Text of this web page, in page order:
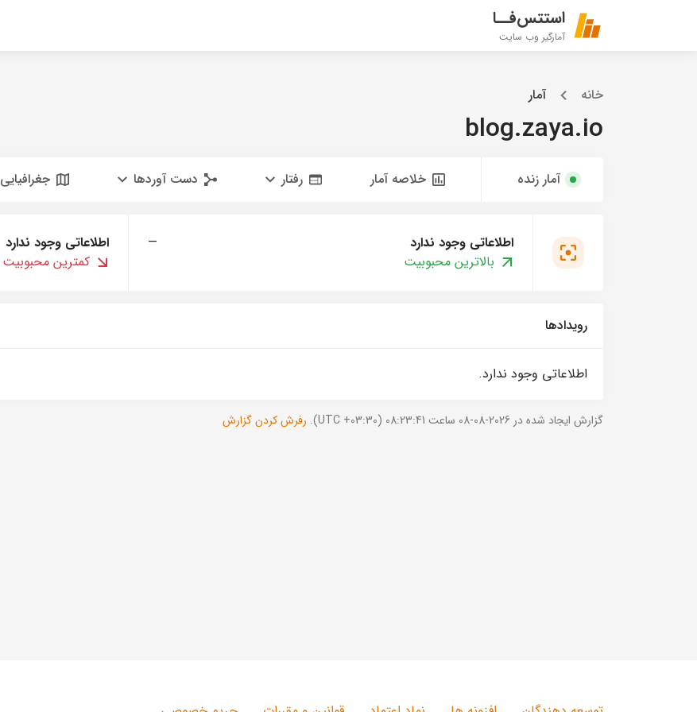
استتس‌فــا
آمارگیر وب سایت
خانه آمار
blog.zaya.io
آمار زنده خلاصه آمار رفتار دست آوردها جغرافیایی
اطلاعاتی وجود ندارد
—
بالاترین محبوبیت
اطلاعاتی وجود ندارد
کمترین محبوبیت
رویدادها
اطلاعاتی وجود ندارد.
گزارش ایجاد شده در 2026-08-08 ساعت 08:23:41 (UTC +03:30). رفرش کردن گزارش